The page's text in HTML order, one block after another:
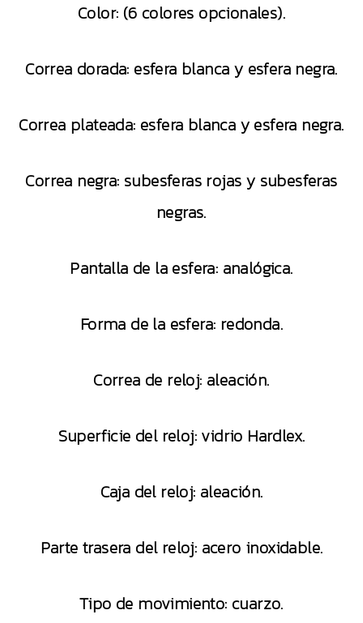
Color: (6 colores opcionales).
Correa dorada: esfera blanca y esfera negra.
Correa plateada: esfera blanca y esfera negra.
Correa negra: subesferas rojas y subesferas
negras.
Pantalla de la esfera: analógica.
Forma de la esfera: redonda.
Correa de reloj: aleación.
Superficie del reloj: vidrio Hardlex.
Caja del reloj: aleación.
Parte trasera del reloj: acero inoxidable.
Tipo de movimiento: cuarzo.